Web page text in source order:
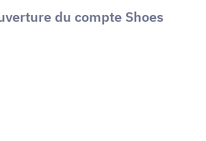
du compte Shoes